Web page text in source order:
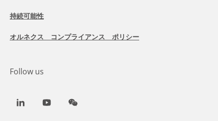
持続可能性
オルネクス コンプライアンス ポリシー
Follow us
LinkedInYoutubeWeChat